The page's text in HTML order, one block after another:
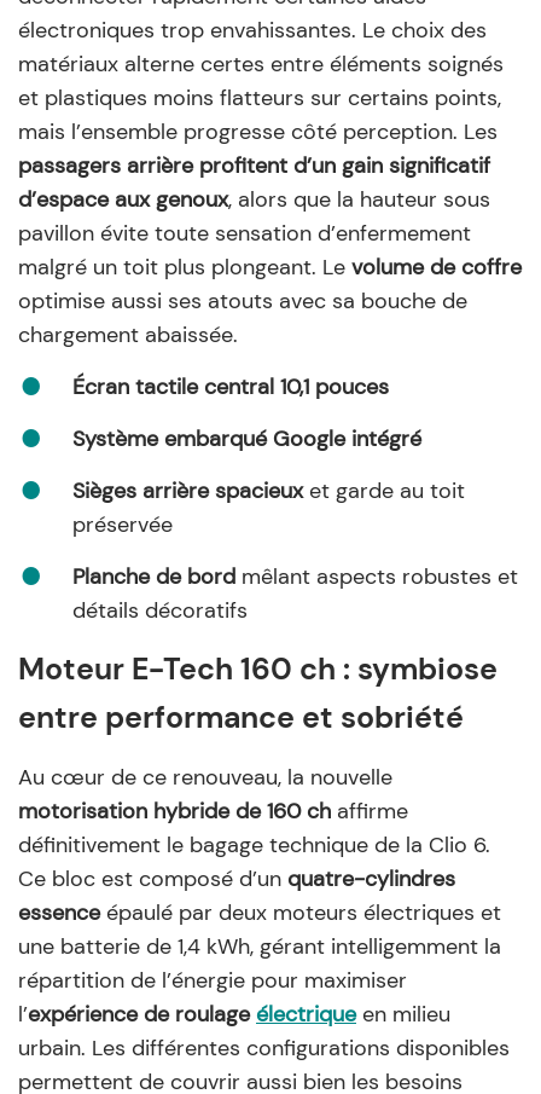
électroniques trop envahissantes. Le choix des
matériaux alterne certes entre éléments soignés
et plastiques moins flatteurs sur certains points,
mais l’ensemble progresse côté perception. Les
passagers arrière profitent d’un gain significatif
d’espace aux genoux, alors que la hauteur sous
pavillon évite toute sensation d’enfermement
malgré un toit plus plongeant. Le volume de coffre
optimise aussi ses atouts avec sa bouche de
chargement abaissée.
Écran tactile central 10,1 pouces
Système embarqué Google intégré
Sièges arrière spacieuxet garde au toit
préservée
Planche de bord mêlant aspects robustes et
détails décoratifs
Moteur E-Tech 160 ch : symbiose
entre performance et sobriété
Au cœur de ce renouveau, la nouvelle
motorisation hybride de 160 ch affirme
définitivement le bagage technique de la Clio 6.
Ce bloc est composé d’un quatre-cylindres
essenceépaulé par deux moteurs électriques et
une batterie de 1,4 kWh, gérant intelligemment la
répartition de l’énergie pour maximiser
l’expérience de roulageélectriqueen milieu
urbain. Les différentes configurations disponibles
permettent de couvrir aussi bien les besoins